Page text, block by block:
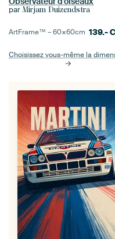
par Mirjam Duizendstra
ArtFrame™ –60×60cm 139.-
Choisissez vous-même la